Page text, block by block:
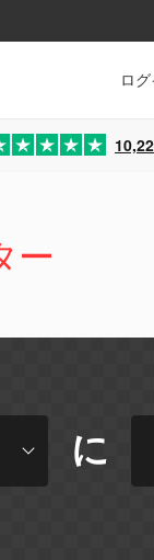
ロ
ー
に